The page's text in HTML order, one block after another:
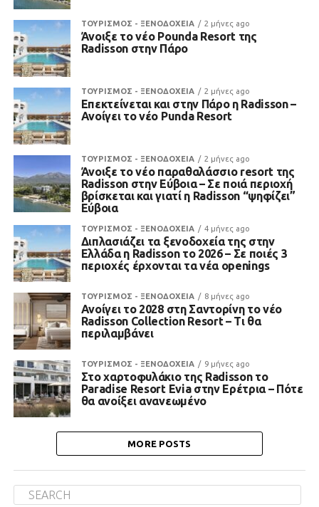
ΤΟΥΡΙΣΜΟΣ - ΞΕΝΟΔΟΧΕΙΑ 2 μήνες ago
Άνοιξε το νέο Pounda Resort της
Radisson στην Πάρο
ΤΟΥΡΙΣΜΟΣ - ΞΕΝΟΔΟΧΕΙΑ 2 μήνες ago
Επεκτείνεται και στην Πάρο η Radisson –
Ανοίγει το νέο Punda Resort
ΤΟΥΡΙΣΜΟΣ - ΞΕΝΟΔΟΧΕΙΑ 2 μήνες ago
Άνοιξε το νέο παραθαλάσσιο resort της
Radisson στην Εύβοια – Σε ποιά περιοχή
βρίσκεται και γιατί η Radisson “ψηφίζει”
Εύβοια
ΤΟΥΡΙΣΜΟΣ - ΞΕΝΟΔΟΧΕΙΑ 4 μήνες ago
Διπλασιάζει τα ξενοδοχεία της στην
Ελλάδα η Radisson το 2026 – Σε ποιές 3
περιοχές έρχονται τα νέα openings
ΤΟΥΡΙΣΜΟΣ - ΞΕΝΟΔΟΧΕΙΑ 8 μήνες ago
Ανοίγει το 2028 στη Σαντορίνη το νέο
Radisson Collection Resort – Τι θα
περιλαμβάνει
ΤΟΥΡΙΣΜΟΣ - ΞΕΝΟΔΟΧΕΙΑ 9 μήνες ago
Στο χαρτοφυλάκιο της Radisson το
Paradise Resort Evia στην Ερέτρια – Πότε
θα ανοίξει ανανεωμένο
MORE POSTS